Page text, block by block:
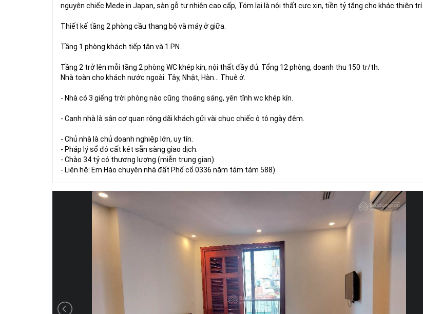
nguyên chiếc Mede in Japan, sàn gỗ tự nhiên cao cấp, Tóm lại là nội thất cực xịn, tiền tỷ tặng cho khác thiện trí.
Thiết kế tầng 2 phòng cầu thang bộ và máy ở giữa.
Tầng 1 phòng khách tiếp tân và 1 PN.
Tầng 2 trở lên mỗi tầng 2 phòng WC khép kín, nội thất đầy đủ. Tổng 12 phòng, doanh thu 150 tr/th.
Nhà toàn cho khách nước ngoài: Tây, Nhật, Hàn... Thuê ở.
- Nhà có 3 giếng trời phòng nào cũng thoáng sáng, yên tĩnh wc khép kín.
- Cạnh nhà là sân cơ quan rộng dãi khách gửi vài chục chiếc ô tô ngày đêm.
- Chủ nhà là chủ doanh nghiệp lớn, uy tín.
- Pháp lý sổ đỏ cất két sẵn sàng giao dịch.
- Chào 34 tỷ có thương lượng (miễn trung gian).
- Liên hệ: Em Hào chuyên nhà đất Phố cổ 0336 năm tám tám 588).